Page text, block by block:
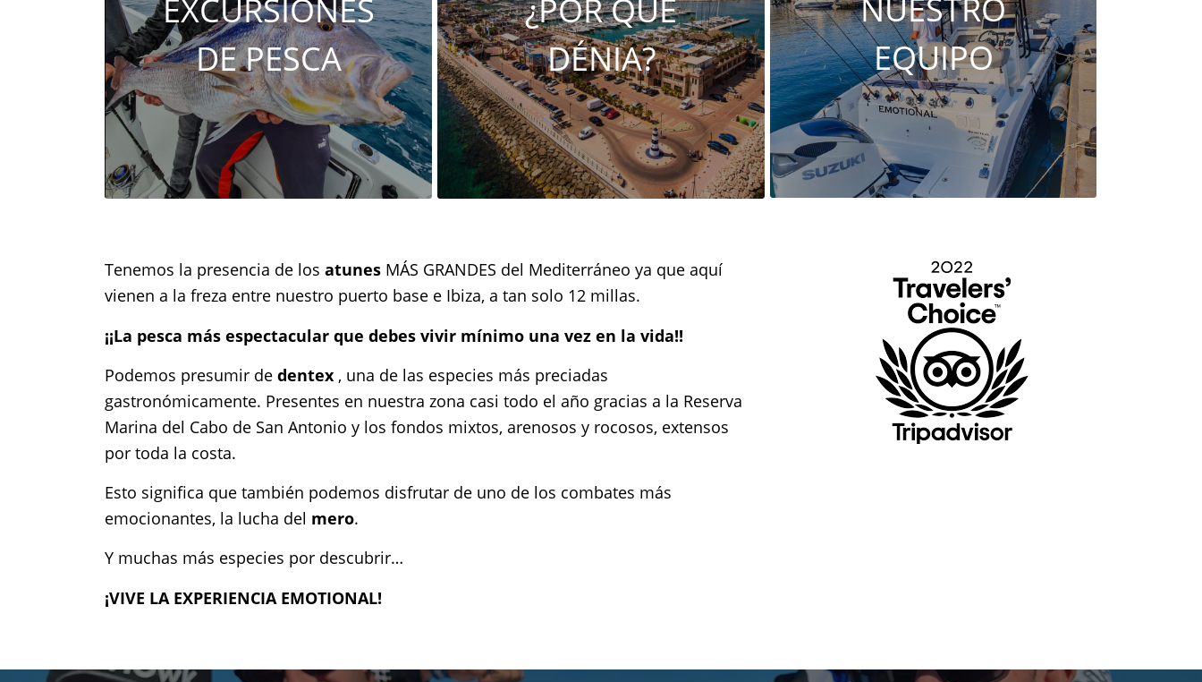
EXCURSIONES
DE PESCA
¿POR QUÉ
DÉNIA?
NUESTRO
EQUIPO
Tenemos la presencia de losatunes MÁS GRANDES del Mediterráneo ya que aquí
vienen a la freza entre nuestro puerto base e Ibiza, a tan solo 12 millas.
¡¡La pesca más espectacular que debes vivir mínimo una vez en la vida!!
Podemos presumir dedentex , una de las especies más preciadas
gastronómicamente. Presentes en nuestra zona casi todo el año gracias a la Reserva
Marina del Cabo de San Antonio y los fondos mixtos, arenosos y rocosos, extensos
por toda la costa.
Esto significa que también podemos disfrutar de uno de los combates más
emocionantes, la lucha del mero.
Y muchas más especies por descubrir…
¡VIVE LA EXPERIENCIA EMOTIONAL!